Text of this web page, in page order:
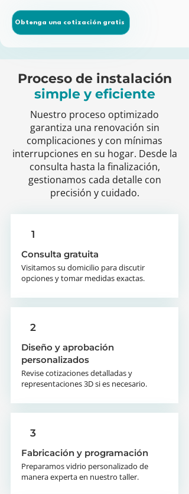
Obtenga una cotización gratis
Proceso de instalación
simple y eficiente
Nuestro proceso optimizado
garantiza una renovación sin
complicaciones y con mínimas
interrupciones en su hogar. Desde la
consulta hasta la finalización,
gestionamos cada detalle con
precisión y cuidado.
1
Consulta gratuita
Visitamos su domicilio para discutir
opciones y tomar medidas exactas.
2
Diseño y aprobación
personalizados
Revise cotizaciones detalladas y
representaciones 3D si es necesario.
3
Fabricación y programación
Preparamos vidrio personalizado de
manera experta en nuestro taller.